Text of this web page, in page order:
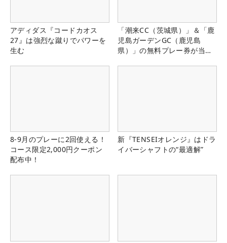
アディダス『コードカオス
27』は強烈な蹴りでパワーを
生む
「潮来CC（茨城県）」＆「鹿
児島ガーデンGC（鹿児島
県）」の無料プレー券が当た
8-9月のプレーに2回使える！
コース限定2,000円クーポン
配布中！
新『TENSEIオレンジ』はドラ
イバーシャフトの“最適解”